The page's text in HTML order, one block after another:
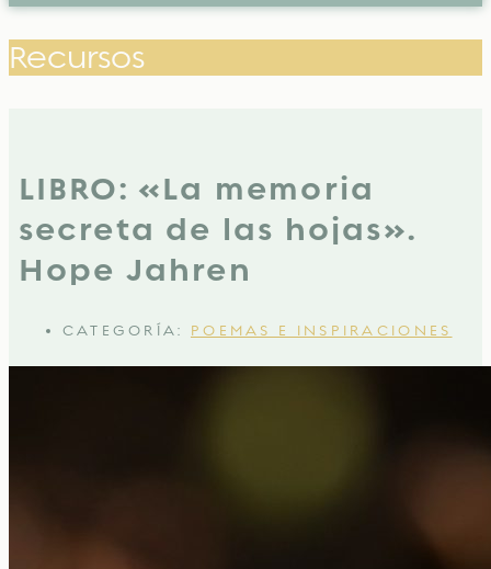
Recursos
LIBRO: «La memoria
secreta de las hojas».
Hope Jahren
CATEGORÍA: POEMAS E INSPIRACIONES